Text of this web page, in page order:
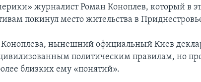
журналист Роман Коноплев, который в
покинул место жительства в
нынешний официальный Киев
политическим правилам, но
близких ему «понятий».